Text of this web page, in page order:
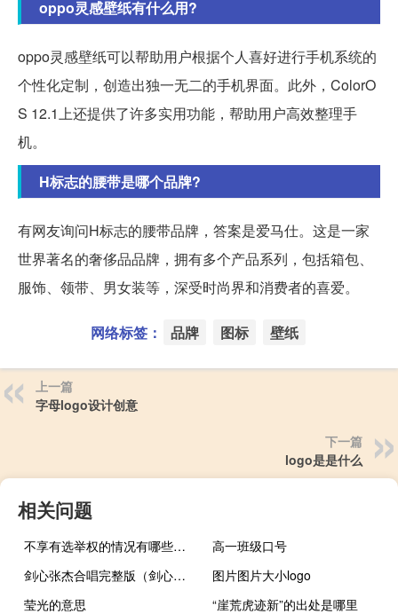
oppo灵感壁纸有什么用?
oppo灵感壁纸可以帮助用户根据个人喜好进行手机系统的
个性化定制，创造出独一无二的手机界面。此外，ColorO
S 12.1上还提供了许多实用功能，帮助用户高效整理手
机。
H标志的腰带是哪个品牌?
有网友询问H标志的腰带品牌，答案是爱马仕。这是一家
世界著名的奢侈品品牌，拥有多个产品系列，包括箱包、
服饰、领带、男女装等，深受时尚界和消费者的喜爱。
网络标签： 品牌 图标 壁纸
上一篇
字母logo设计创意
下一篇
logo是是什么
相关问题
不享有选举权的情况有哪些（不享有选举权）
高一班级口号
剑心张杰合唱完整版（剑心张杰）
图片图片大小logo
莹光的意思
“崖荒虎迹新”的出处是哪里